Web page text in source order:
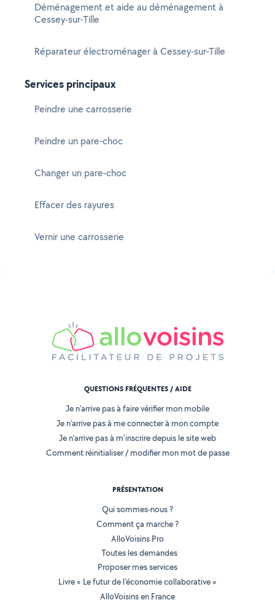
Déménagement et aide au déménagement à
Cessey-sur-Tille
Réparateur électroménager à Cessey-sur-Tille
Services principaux
Peindre une carrosserie
Peindre un pare-choc
Changer un pare-choc
Effacer des rayures
Vernir une carrosserie
QUESTIONS FRÉQUENTES / AIDE
Je n'arrive pas à faire vérifier mon mobile
Je n'arrive pas à me connecter à mon compte
Je n'arrive pas à m'inscrire depuis le site web
Comment réinitialiser / modifier mon mot de passe
PRÉSENTATION
Qui sommes-nous ?
Comment ça marche ?
AlloVoisins Pro
Toutes les demandes
Proposer mes services
Livre « Le futur de l'économie collaborative »
AlloVoisins en France